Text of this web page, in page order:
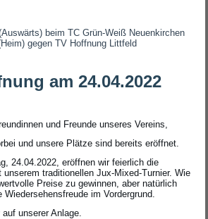
beim TC Grün-Weiß Neuenkirchen
gegen TV Hoffnung Littfeld
am 24.04.2022
und Freunde unseres Vereins,
und unsere Plätze sind bereits eröffnet.
24.04.2022, eröffnen wir feierlich die
traditionellen Jux-Mixed-Turnier. Wie
Preise zu gewinnen, aber natürlich
im Vordergrund.
auf unserer Anlage.